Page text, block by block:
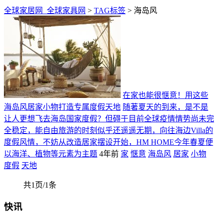
全球家居网_全球家具网 > TAG标签 > 海岛风
在家也能很惬意！用这些
海岛风居家小物打造专属度假天地 随著夏天的到来，是不是
让人更想飞去海岛国家度假？但碍于目前全球疫情情势尚未完
全稳定，能自由旅游的时刻似乎还遥遥无期，向往海边Villa的
度假风情，不妨从改造居家摆设开始，HM HOME今年春夏便
以海洋、植物等元素为主题 4年前 家 惬意 海岛风 居家 小物
度假 天地
共1页/1条
快讯